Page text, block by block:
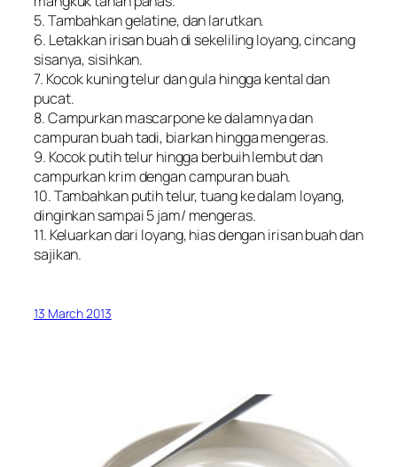
5. Tambahkan gelatine, dan Iarutkan.
6. Letakkan irisan buah di sekeliling loyang, cincang
sisanya, sisihkan.
7. Kocok kuning telur dan gula hingga kental dan
pucat.
8. Campurkan mascarpone ke dalamnya dan
campuran buah tadi, biarkan hingga mengeras.
9. Kocok putih telur hingga berbuih lembut dan
campurkan krim dengan campuran buah.
10. Tambahkan putih telur, tuang ke dalam loyang,
dinginkan sampai 5 jam/ mengeras.
11. Keluarkan dari loyang, hias dengan irisan buah dan
sajikan.
13 March 2013